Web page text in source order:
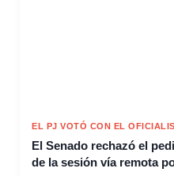
EL PJ VOTÓ CON EL
El Senado rechazó el
de la sesión vía remota